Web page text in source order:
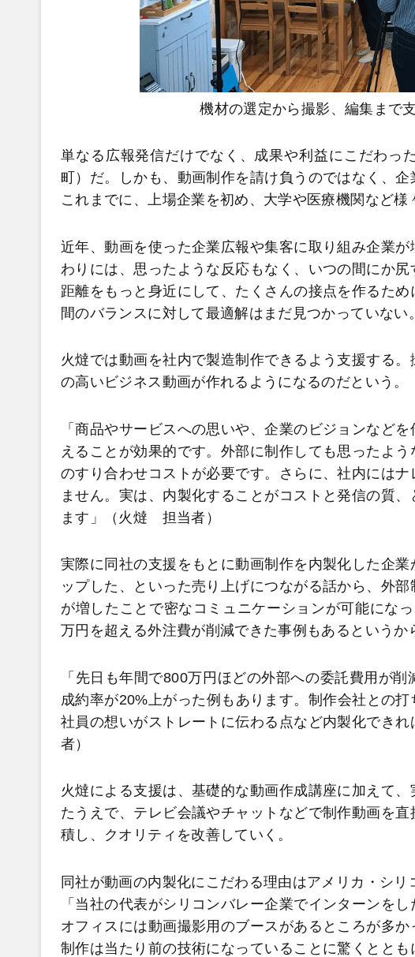
機材の選定から撮影、編集まで
単なる広報発信だけでなく、成果や利益にこだわっ
町）だ。しかも、動画制作を請け負うのではなく、
これまでに、上場企業を初め、大学や医療機関など様
近年、動画を使った企業広報や集客に取り組み企業
わりには、思ったような反応もなく、いつの間にか
距離をもっと身近にして、たくさんの接点を作るた
間のバランスに対して最適解はまだ見つかっていない。
火燵では動画を社内で製造制作できるよう支援する
の高いビジネス動画が作れるようになるのだという。
「商品やサービスへの思いや、企業のビジョンなど
えることが効果的です。外部に制作しても思ったよ
のすり合わせコストが必要です。さらに、社内には
ません。実は、内製化することがコストと発信の質
ます」（火燵 担当者）
実際に同社の支援をもとに動画制作を内製化した企
ップした、といった売り上げにつながる話から、外
が増したことで密なコミュニケーションが可能にな
万円を超える外注費が削減できた事例もあるというか
「先日も年間で800万円ほどの外部への委託費用が
成約率が20%上がった例もあります。制作会社との
社員の想いがストレートに伝わる点など内製化でき
者）
火燵による支援は、基礎的な動画作成講座に加えて
たうえで、テレビ会議やチャットなどで制作動画を
積し、クオリティを改善していく。
同社が動画の内製化にこだわる理由はアメリカ・シリ
「当社の代表がシリコンバレー企業でインターンを
オフィスには動画撮影用のブースがあるところが多
制作は当たり前の技術になっていることに驚くとと